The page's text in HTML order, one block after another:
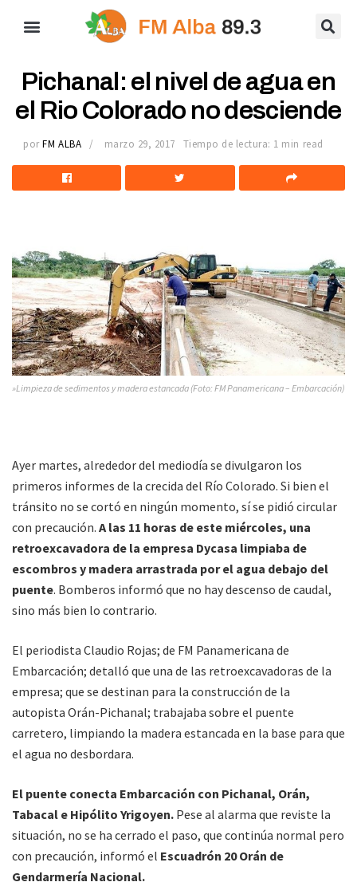
Pichanal: el nivel de agua en
el Rio Colorado no desciende
por FM ALBA marzo 29, 2017 Tiempo de lectura: 1 min read
»Limpieza de sedimentos y madera estancada (Foto: FM Panamericana – Embarcación)
Ayer martes, alrededor del mediodía se divulgaron los
primeros informes de la crecida del Río Colorado. Si bien el
tránsito no se cortó en ningún momento, sí se pidió circular
con precaución. A las 11 horas de este miércoles, una
retroexcavadora de la empresa Dycasa limpiaba de
escombros y madera arrastrada por el agua debajo del
puente. Bomberos informó que no hay descenso de caudal,
sino más bien lo contrario.
El periodista Claudio Rojas; de FM Panamericana de
Embarcación; detalló que una de las retroexcavadoras de la
empresa; que se destinan para la construcción de la
autopista Orán-Pichanal; trabajaba sobre el puente
carretero, limpiando la madera estancada en la base para que
el agua no desbordara.
El puente conecta Embarcación con Pichanal, Orán,
Tabacal e Hipólito Yrigoyen. Pese al alarma que reviste la
situación, no se ha cerrado el paso, que continúa normal pero
con precaución, informó el Escuadrón 20 Orán de
Gendarmería Nacional.